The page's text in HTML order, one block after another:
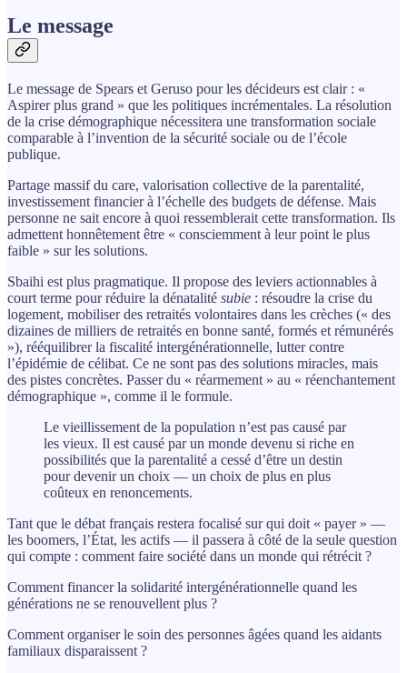
Le message
Le message de Spears et Geruso pour les décideurs est clair : «
Aspirer plus grand » que les politiques incrémentales. La résolution
de la crise démographique nécessitera une transformation sociale
comparable à l’invention de la sécurité sociale ou de l’école
publique.
Partage massif du care, valorisation collective de la parentalité,
investissement financier à l’échelle des budgets de défense. Mais
personne ne sait encore à quoi ressemblerait cette transformation. Ils
admettent honnêtement être « consciemment à leur point le plus
faible » sur les solutions.
Sbaihi est plus pragmatique. Il propose des leviers actionnables à
court terme pour réduire la dénatalité subie : résoudre la crise du
logement, mobiliser des retraités volontaires dans les crèches (« des
dizaines de milliers de retraités en bonne santé, formés et rémunérés
»), rééquilibrer la fiscalité intergénérationnelle, lutter contre
l’épidémie de célibat. Ce ne sont pas des solutions miracles, mais
des pistes concrètes. Passer du « réarmement » au « réenchantement
démographique », comme il le formule.
Le vieillissement de la population n’est pas causé par
les vieux. Il est causé par un monde devenu si riche en
possibilités que la parentalité a cessé d’être un destin
pour devenir un choix — un choix de plus en plus
coûteux en renoncements.
Tant que le débat français restera focalisé sur qui doit « payer » —
les boomers, l’État, les actifs — il passera à côté de la seule question
qui compte : comment faire société dans un monde qui rétrécit ?
Comment financer la solidarité intergénérationnelle quand les
générations ne se renouvellent plus ?
Comment organiser le soin des personnes âgées quand les aidants
familiaux disparaissent ?